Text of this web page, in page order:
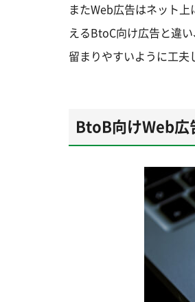
またWeb広告はネット
えるBtoC向け広告と違
留まりやすいように工夫
BtoB向けWeb広